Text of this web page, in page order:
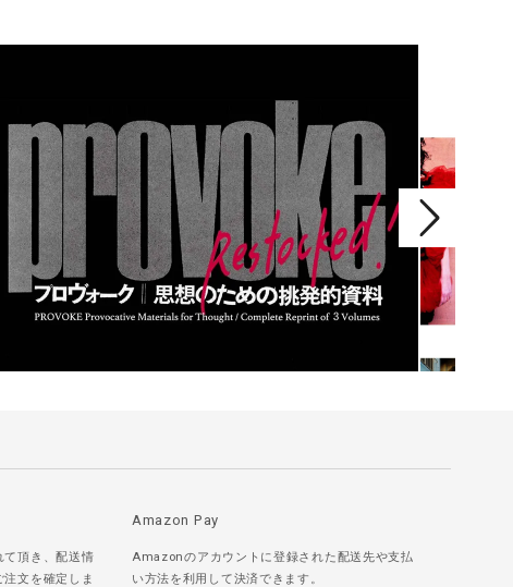
て頂き、配送情
文を確定しま
Amazon Pay
Amazonのアカウントに登録された配送先や支払
い方法を利用して決済できます。